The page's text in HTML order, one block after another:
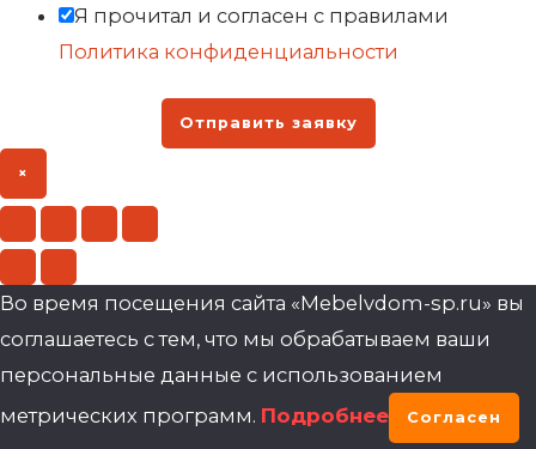
Я прочитал и согласен с правилами
Политика конфиденциальности
Отправить заявку
×
Во время посещения сайта «Mebelvdom-sp.ru» вы
соглашаетесь с тем, что мы обрабатываем ваши
персональные данные с использованием
метрических программ. Подробнее Согласен